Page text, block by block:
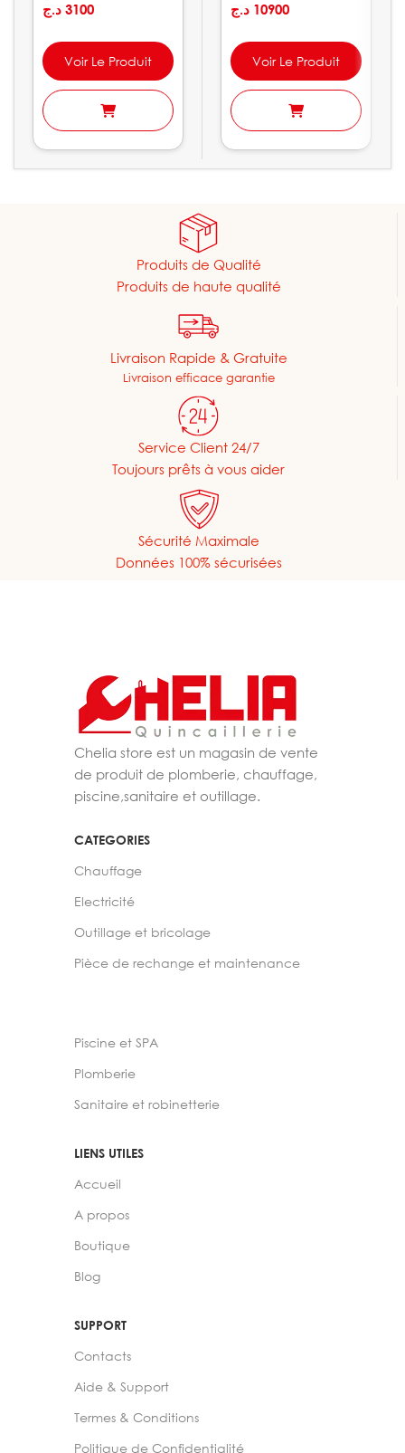
3100 د.ج
Voir Le Produit
320Nm CROWN |
10900 د.ج
Voir Le Produit
Produits de Qualité
Produits de haute qualité
Livraison Rapide & Gratuite
Livraison efficace garantie
Service Client 24/7
Toujours prêts à vous aider
Sécurité Maximale
Données 100% sécurisées
Chelia store est un magasin de vente
de produit de plomberie, chauffage,
piscine,sanitaire et outillage.
CATEGORIES
Chauffage
Electricité
Outillage et bricolage
Pièce de rechange et maintenance
Piscine et SPA
Plomberie
Sanitaire et robinetterie
LIENS UTILES
Accueil
A propos
Boutique
Blog
SUPPORT
Contacts
Aide & Support
Termes & Conditions
Politique de Confidentialité